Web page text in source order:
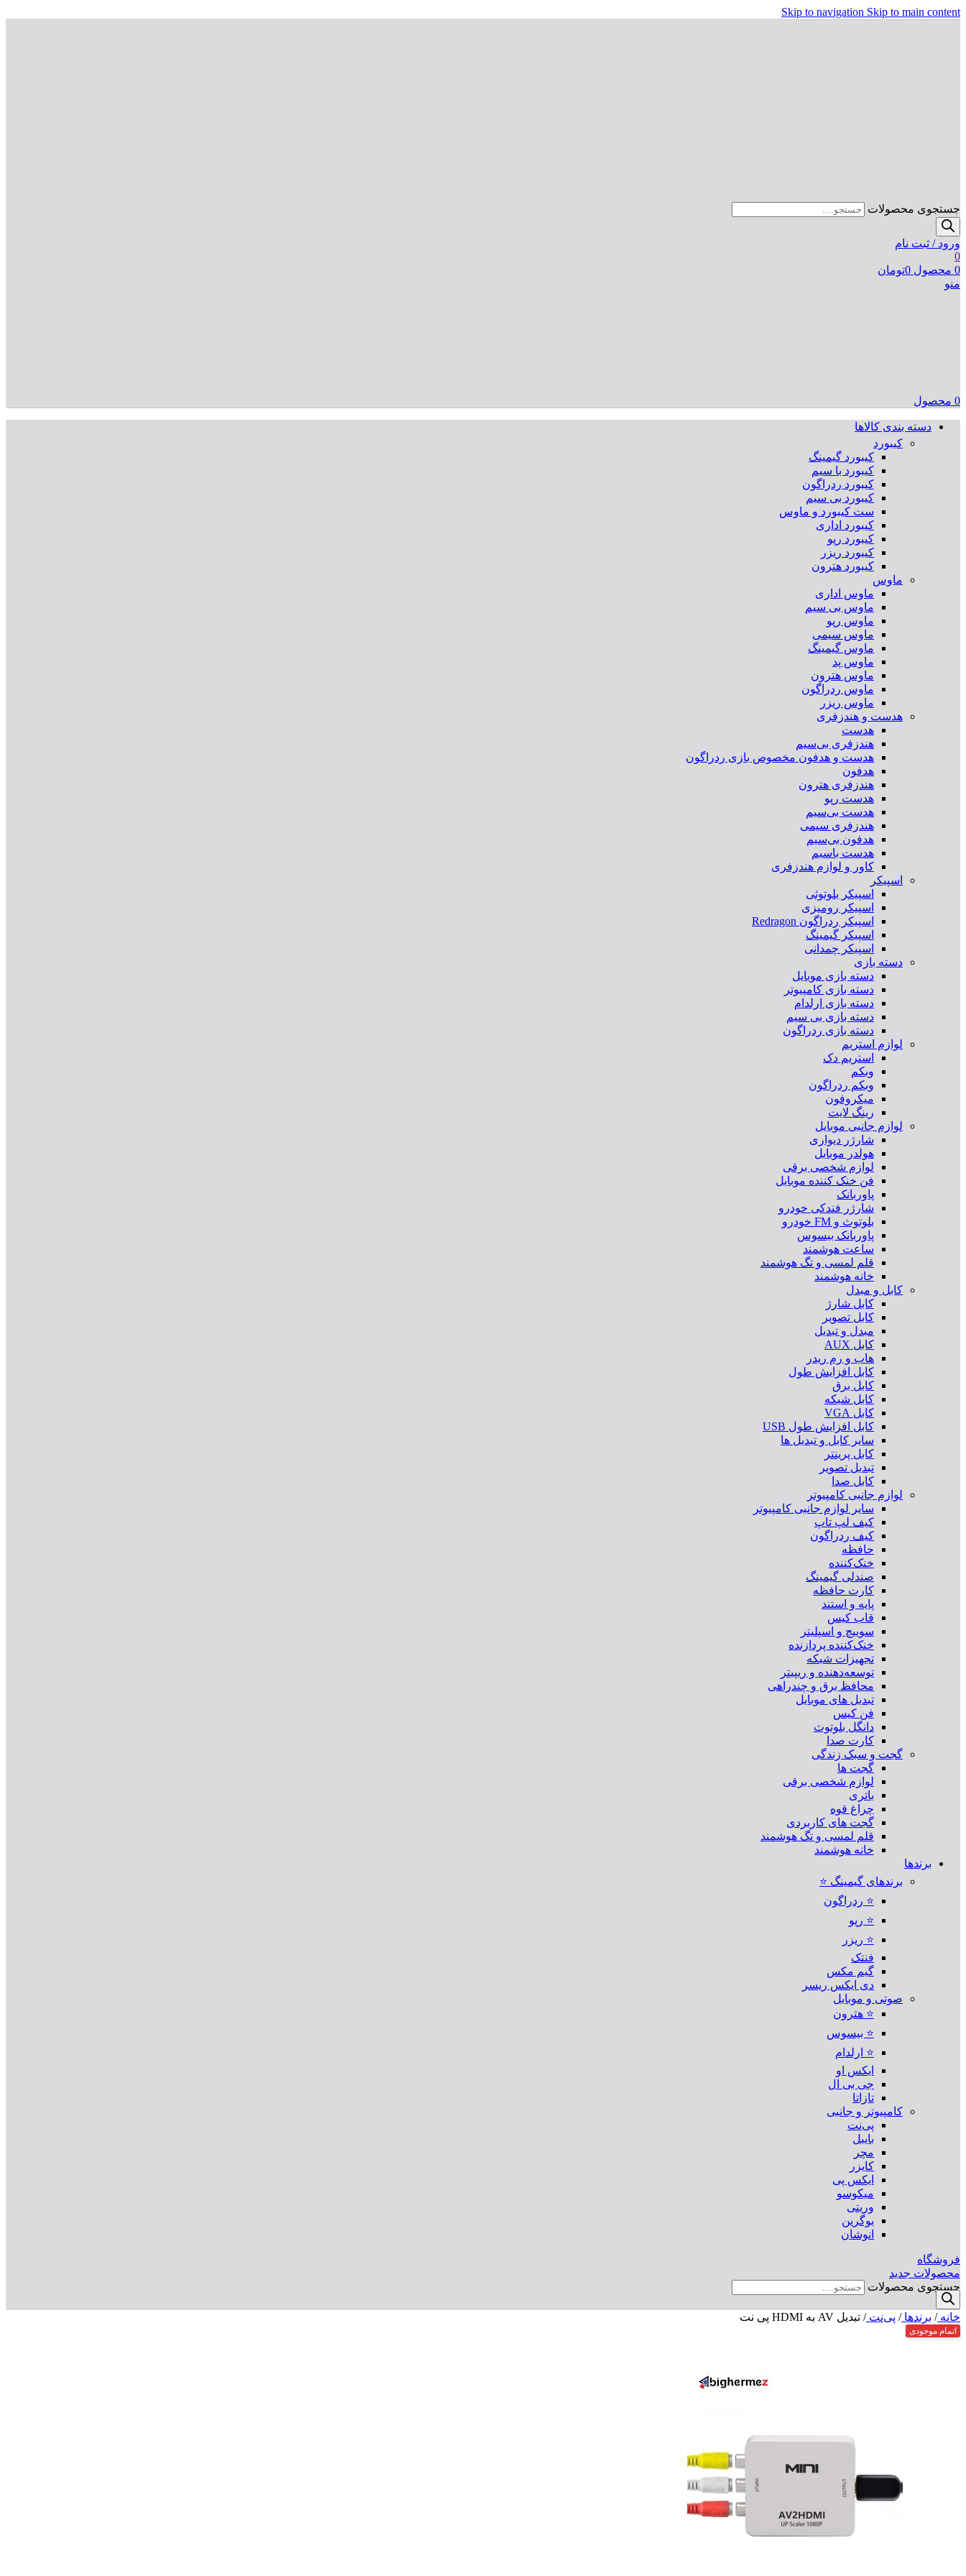
Skip to navigation Skip to main content
جستجوی محصولات
ورود / ثبت نام
0
0 محصول 0تومان
منو
0 محصول
دسته بندی کالاها
کیبورد
کیبورد گیمینگ
کیبورد با سیم
کیبورد ردراگون
کیبورد بی سیم
ست کیبورد و ماوس
کیبورد اداری
کیبورد رپو
کیبورد ریزر
کیبورد هترون
ماوس
ماوس اداری
ماوس بی سیم
ماوس رپو
ماوس سیمی
ماوس گیمینگ
ماوس پد
ماوس هترون
ماوس ردراگون
ماوس ریزر
هدست و هندزفری
هدست
هندزفری بی‌سیم
هدست و هدفون مخصوص بازی ردراگون
هدفون
هندزفری هترون
هدست رپو
هدست بی‌سیم
هندزفری سیمی
هدفون بی‌سیم
هدست باسیم
کاور و لوازم هندزفری
اسپیکر
اسپیکر بلوتوثی
اسپیکر رومیزی
اسپیکر ردراگون Redragon
اسپیکر گیمینگ
اسپیکر چمدانی
دسته بازی
دسته بازی موبایل
دسته بازی کامپیوتر
دسته بازی ارلدام
دسته بازی بی سیم
دسته بازی ردراگون
لوازم استریم
استریم دک
وبکم
وبکم ردراگون
میکروفون
رینگ لایت
لوازم جانبی موبایل
شارژر دیواری
هولدر موبایل
لوازم شخصی برقی
فن خنک کننده موبایل
پاوربانک
شارژر فندکی خودرو
بلوتوث و FM خودرو
پاوربانک بیسوس
ساعت هوشمند
قلم لمسی و تگ هوشمند
خانه هوشمند
کابل و مبدل
کابل شارژ
کابل تصویر
مبدل و تبدیل
کابل AUX
هاب و رم ریدر
کابل افزایش طول
کابل برق
کابل شبکه
کابل VGA
کابل افزایش طول USB
سایر کابل و تبدیل ها
کابل پرینتر
تبدیل تصویر
کابل صدا
لوازم جانبی کامپیوتر
سایر لوازم جانبی کامپیوتر
کیف لپ تاپ
کیف ردراگون
حافظه
خنک‌کننده
صندلی گیمینگ
کارت حافظه
پایه و استند
قاب کیس
سوییچ و اسپلیتر
خنک‌کننده پردازنده
تجهیزات شبکه
توسعه‌دهنده و ریپیتر
محافظ برق و چندراهی
تبدیل های موبایل
فن کیس
دانگل بلوتوث
کارت صدا
گجت و سبک زندگی
گجت ها
لوازم شخصی برقی
باتری
چراغ قوه
گجت های کاربردی
قلم لمسی و تگ هوشمند
خانه هوشمند
برندها
برندهای گیمینگ ⭐
⭐ ردراگون
⭐ رپو
⭐ ریزر
فنتک
گیم مکس
دی ایکس ریسر
صوتی و موبایل
⭐ هترون
⭐ بیسوس
⭐ ارلدام
ایکس او
جی بی ال
تازاتا
کامپیوتر و جانبی
پی‌نت
بایبل
مچر
کایزر
ایکس پی
میکوسو
وریتی
یوگرین
انوشان
فروشگاه
محصولات جدید
جستجوی محصولات
خانه/ برندها/ پی‌نت/ تبدیل AV به HDMI پی نت
اتمام موجودی